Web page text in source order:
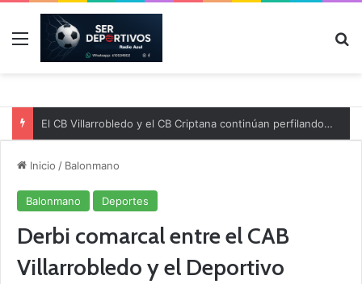
Menú
El CB Villarrobledo y el CB Criptana continúan perfilando sus plantillas
Inicio / Balonmano
Balonmano Deportes
Derbi comarcal entre el CAB
Villarrobledo y el Deportivo